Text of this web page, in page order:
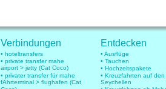
Verbindungen
• hoteltransfers
• private transfer mahe
airport > jetty (Cat Coco)
• privater transfer für mahe
fÄhrterminal > flughafen (Cat
Entdecken
• Ausflüge
• Tauchen
• Hochzeitspakete
• Kreuzfahrten auf den
Seychellen